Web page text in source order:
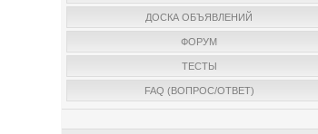
ДОСКА ОБЪЯВЛЕНИЙ
ФОРУМ
ТЕСТЫ
FAQ (ВОПРОС/ОТВЕТ)